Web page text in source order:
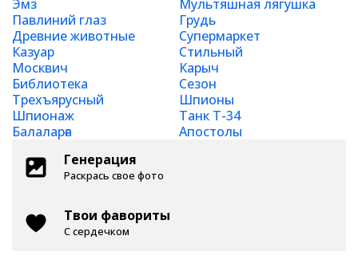
Эмз
Мультяшная лягушка
Павлиний глаз
Грудь
Древние животные
Супермаркет
Казуар
Стильный
Москвич
Карыч
Библиотека
Сезон
Трехъярусный
Шпионы
Шпионаж
Танк Т-34
Балаларға
Апостолы
Генерация
Раскрась свое фото
Твои фавориты
С сердечком